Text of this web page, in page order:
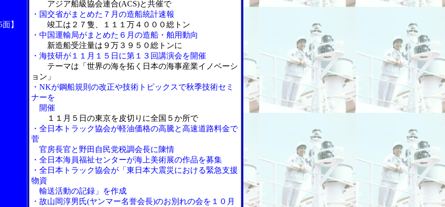
】
アジア船級協会連合(ACS)と共催で
・国交省がまとめた７月の造船統計速報
竣工は２７隻、１１１万４０００総トン
・中国運輸局がまとめた６月の造船・舶用動向
新造船受注量は９万３９５０総トンに
・海技研が１１月１５日に第１３回講演会を開催
テーマは「世界の海を拓く日本の海事産業イノベーシ
ョン」
・NKが鋼船規則の改正や技術トピックスで秋季技術セミ
ナーを
開催
１１月５日の東京を皮切りに全国５か所で
・全日本トラック協会が軽油価格の高騰と高速道路料金で
菅
官房長官と野田自民党税調会長に陳情
・全日本海員福祉センターが海上美術展の作品を募集
・全日本トラック協会が「東日本大震災における緊急支援
物資
輸送活動の記録」を作成
・故山岡淳男氏(ヤンマー名誉会長)のお別れの会を１０月